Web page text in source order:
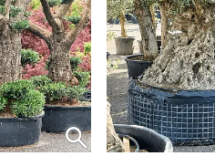
search